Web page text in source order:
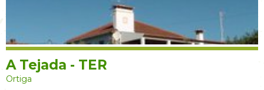
A Tejada - TER
Ortiga